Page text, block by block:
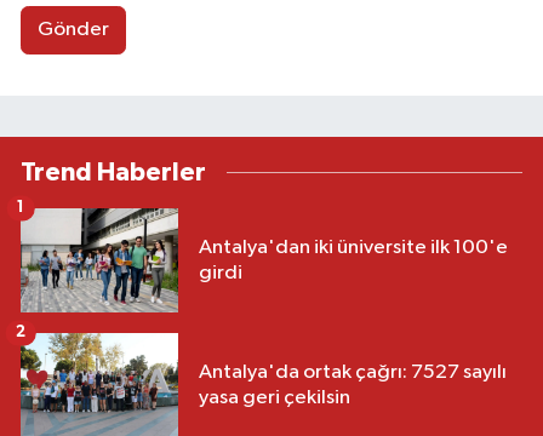
Gönder
Trend Haberler
Antalya'dan iki üniversite ilk 100'e
girdi
1
Antalya'da ortak çağrı: 7527 sayılı
yasa geri çekilsin
2